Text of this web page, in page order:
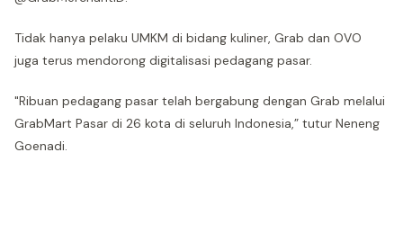
Tidak hanya pelaku UMKM di bidang kuliner, Grab dan OVO
juga terus mendorong digitalisasi pedagang pasar.
"Ribuan pedagang pasar telah bergabung dengan Grab melalui
GrabMart Pasar di 26 kota di seluruh Indonesia,” tutur Neneng
Goenadi.